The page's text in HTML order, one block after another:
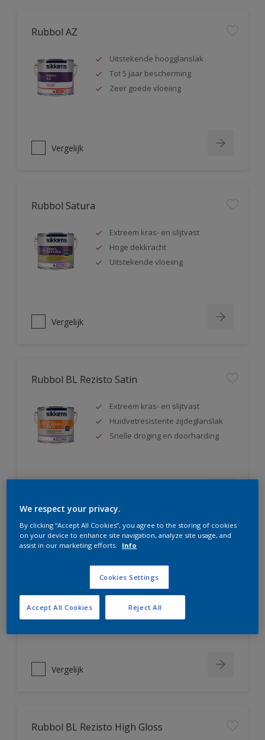
Rubbol AZ
Uitstekende hoogglanslak
Tot 5 jaar bescherming
Zeer goede vloeiing
Vergelijk
Rubbol Satura
Extreem kras- en slijtvast
Hoge dekkracht
Uitstekende vloeiing
Vergelijk
Rubbol BL Rezisto Satin
Extreem kras- en slijtvast
Huidvetresistente zijdeglanslak
Snelle droging en doorharding
Rubbol BL Rezisto Mat
Extreem kras- en slijtvast
Huidvetresistente matte lak
Snelle droging en doorharding
Vergelijk
Rubbol BL Rezisto High Gloss
We respect your privacy.
By clicking “Accept All Cookies”, you agree to the storing of cookies
on your device to enhance site navigation, analyze site usage, and
assist in our marketing efforts.
Info
Cookies Settings
Reject All
Accept All Cookies